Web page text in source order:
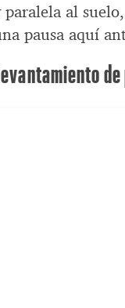
paralela al
pausa aquí